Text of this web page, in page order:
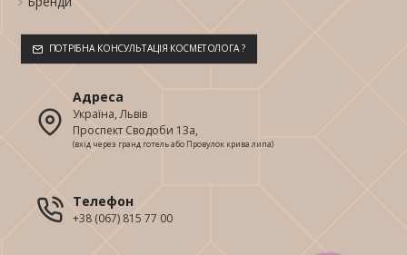
ПОТРІБНА КОНСУЛЬТАЦІЯ КОСМЕТОЛОГА ?
Адреса
Україна, Львів
Проспект Сводоби 13а,
(вхід через гранд готель або Провулок крива липа)
Телефон
+38 (067) 815 77 00